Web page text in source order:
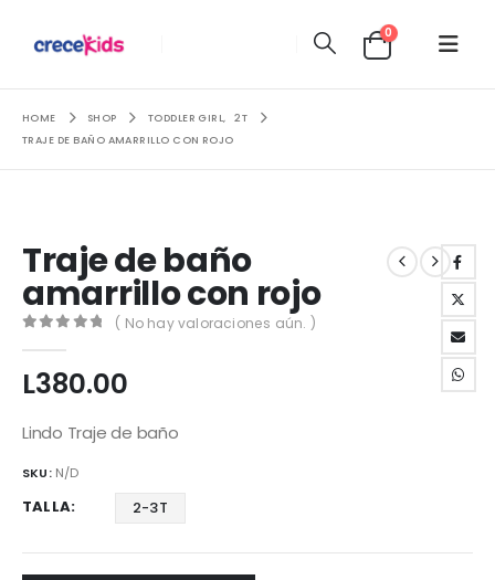
0
HOME SHOP TODDLER GIRL,
2T
TRAJE DE BAÑO AMARRILLO CON ROJO
Traje de baño
amarrillo con rojo
( No hay valoraciones aún. )
L380.00
Lindo Traje de baño
SKU: N/D
TALLA 2-3T